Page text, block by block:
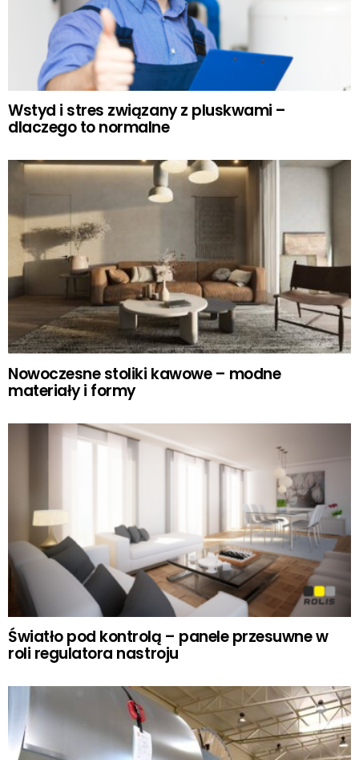
Wstyd i stres związany z pluskwami –
dlaczego to normalne
Nowoczesne stoliki kawowe – modne
materiały i formy
Światło pod kontrolą – panele przesuwne w
roli regulatora nastroju